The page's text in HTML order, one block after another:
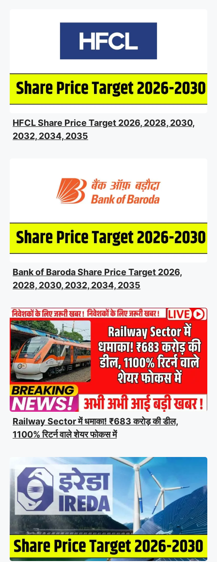
HFCL Share Price Target 2026, 2028, 2030,
2032, 2034, 2035
Bank of Baroda Share Price Target 2026,
2028, 2030, 2032, 2034, 2035
Railway Sector में धमाका! ₹683 करोड़ की डील,
1100% रिटर्न वाले शेयर फोकस में